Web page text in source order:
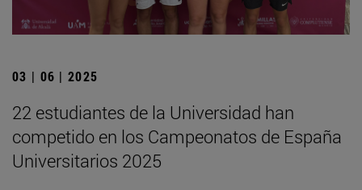
03 | 06 | 2025
22 estudiantes de la Universidad han
competido en los Campeonatos de España
Universitarios 2025